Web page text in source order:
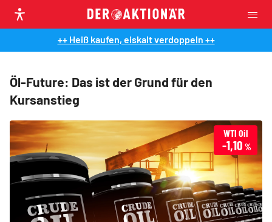
++ Heiß kaufen, eiskalt verdoppeln ++
Öl-Future: Das ist der Grund für den
Kursanstieg
WTI Oil
-1,10 %